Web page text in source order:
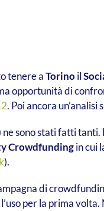
tenere aTorinoil
opportunità di
. Poi ancora un’analisi
sono stati fatti
Crowdfundingin cui
).
di
per la prima